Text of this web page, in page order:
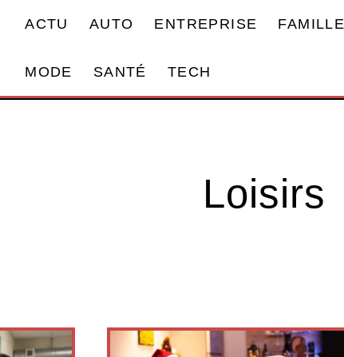
ACTU AUTO ENTREPRISE FAMILLE
MODE SANTÉ TECH
Loisirs